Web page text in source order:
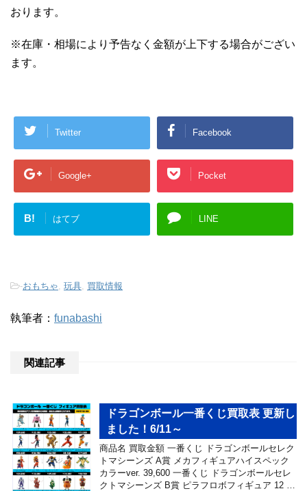
おります。
※在庫・相場により予告なく金額が上下する場合がござい
ます。
Twitter Facebook
Google+ Pocket
B! はてブ LINE
-おもちゃ 玩具 買取情報
執筆者： funabashi
関連記事
ドラゴンボール一番くじ買取表 更新し
ました！6/11～
商品名 買取金額 一番くじ ドラゴンボールセレク
トマシーンズ A賞 メカフィギュアハイスペック
カラーver. 39,600 一番くじ ドラゴンボールセレ
クトマシーンズ B賞 ピラフロボフィギュア 12 …